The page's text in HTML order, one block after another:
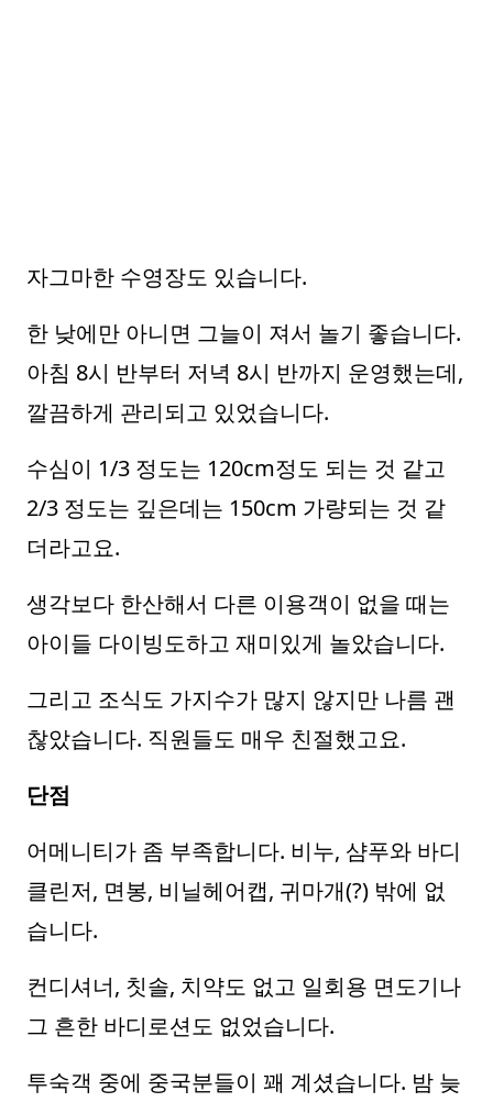
자그마한 수영장도 있습니다.
한 낮에만 아니면 그늘이 져서 놀기 좋습니다.
아침 8시 반부터 저녁 8시 반까지 운영했는데,
깔끔하게 관리되고 있었습니다.
수심이 1/3 정도는 120cm정도 되는 것 같고
2/3 정도는 깊은데는 150cm 가량되는 것 같
더라고요.
생각보다 한산해서 다른 이용객이 없을 때는
아이들 다이빙도하고 재미있게 놀았습니다.
그리고 조식도 가지수가 많지 않지만 나름 괜
찮았습니다. 직원들도 매우 친절했고요.
단점
어메니티가 좀 부족합니다. 비누, 샴푸와 바디
클린저, 면봉, 비닐헤어캡, 귀마개(?) 밖에 없
습니다.
컨디셔너, 칫솔, 치약도 없고 일회용 면도기나
그 흔한 바디로션도 없었습니다.
투숙객 중에 중국분들이 꽤 계셨습니다. 밤 늦